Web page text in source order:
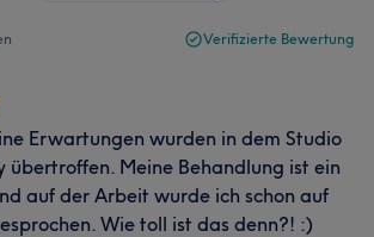
Verifizierte Bewertung
Erwartungen wurden in dem Studio
übertroffen. Meine Behandlung ist ein
auf der Arbeit wurde ich schon auf
Wie toll ist das denn?! :)